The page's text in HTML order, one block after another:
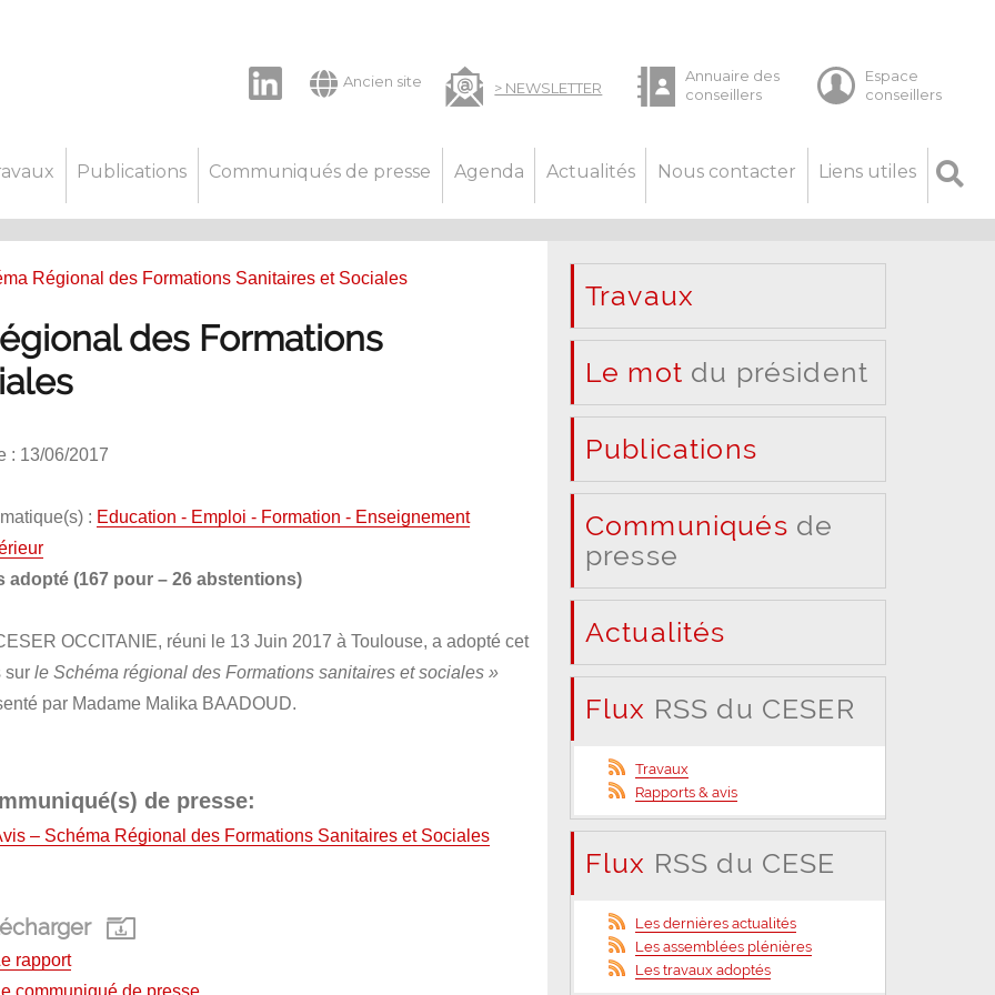
Ancien site
Publications Communiqués de presse Agenda Actualités Nous contacter Liens utiles
Régional des Formations Sanitaires et Sociales
des Formations
: 13/06/2017
: Education - Emploi - Formation - Enseignement
adopté (167 pour – 26 abstentions)
OCCITANIE, réuni le 13 Juin 2017 à Toulouse, a adopté cet
surle Schémarégional des Formations sanitaires et sociales »
par Madame Malika BAADOUD.
de presse:
– Schéma Régional des Formations Sanitaires et Sociales
rapport
communiqué de presse
Travaux
Le mot du président
Publications
Communiqués de
presse
Actualités
Flux RSS du CESER
Travaux
Rapports & avis
Flux RSS du CESE
Les dernières actualités
Les assemblées plénières
Les travaux adoptés